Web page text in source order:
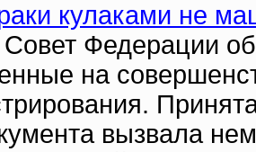
кулаками не
Федерации
на
вызвала